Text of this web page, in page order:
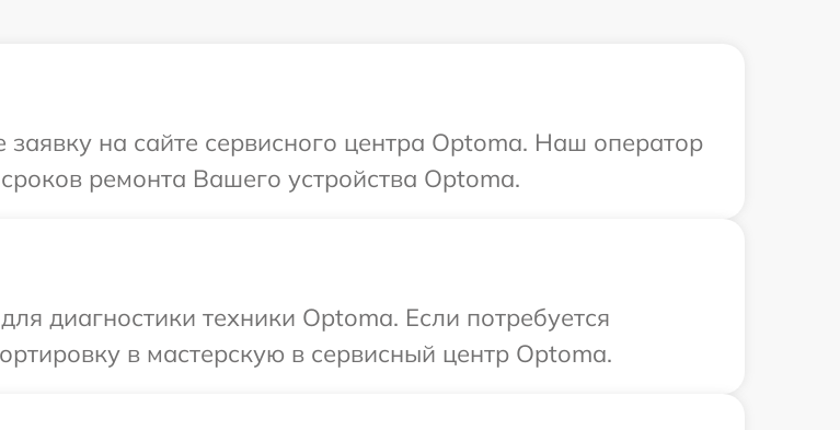
на сайте сервисного центра Optoma. Наш оператор
ремонта Вашего устройства Optoma.
диагностики техники Optoma. Если потребуется
в мастерскую в сервисный центр Optoma.